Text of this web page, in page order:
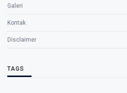
Galeri
Kontak
Disclaimer
TAGS